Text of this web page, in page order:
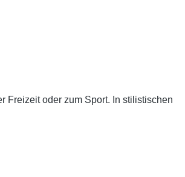
Freizeit oder zum Sport. In stilistischen